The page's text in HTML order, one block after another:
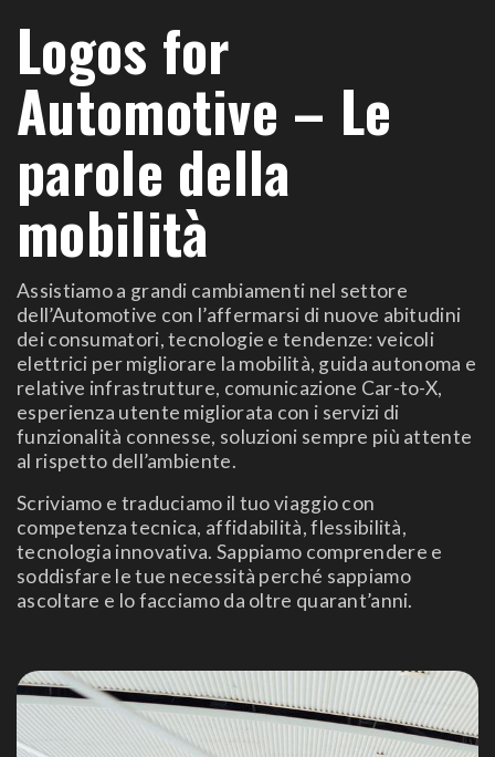
Logos for
Automotive – Le
parole della
mobilità
Assistiamo a grandi cambiamenti nel settore
dell’Automotive con l’affermarsi di nuove abitudini
dei consumatori, tecnologie e tendenze: veicoli
elettrici per migliorare la mobilità, guida autonoma e
relative infrastrutture, comunicazione Car-to-X,
esperienza utente migliorata con i servizi di
funzionalità connesse, soluzioni sempre più attente
al rispetto dell’ambiente.
Scriviamo e traduciamo il tuo viaggio con
competenza tecnica, affidabilità, flessibilità,
tecnologia innovativa. Sappiamo comprendere e
soddisfare le tue necessità perché sappiamo
ascoltare e lo facciamo da oltre quarant’anni.